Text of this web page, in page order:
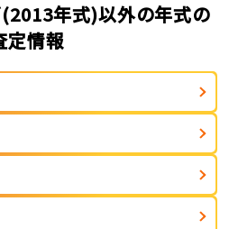
年式)以外の年式の
定情報